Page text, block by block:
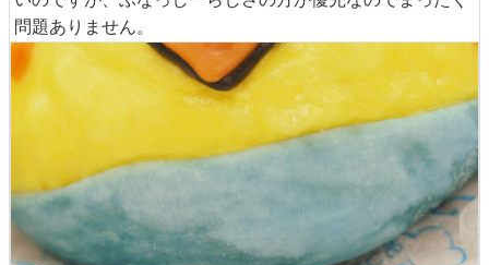
問題ありません。